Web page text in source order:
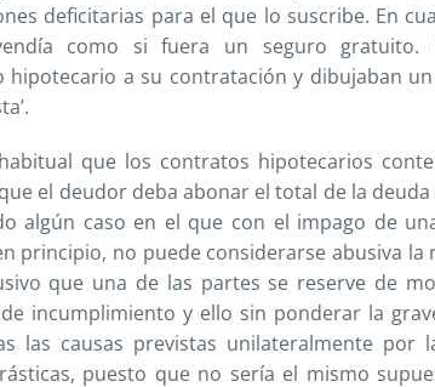
deficitarias para el que lo suscribe. En
como si fuera un seguro gratuito.
a su contratación y dibujaban un
que los contratos hipotecarios
el deudor deba abonar el total de la
algún caso en el que con el impago de
principio, no puede considerarse abusiva
que una de las partes se reserve de
incumplimiento y ello sin ponderar la
las causas previstas unilateralmente por
puesto que no sería el mismo